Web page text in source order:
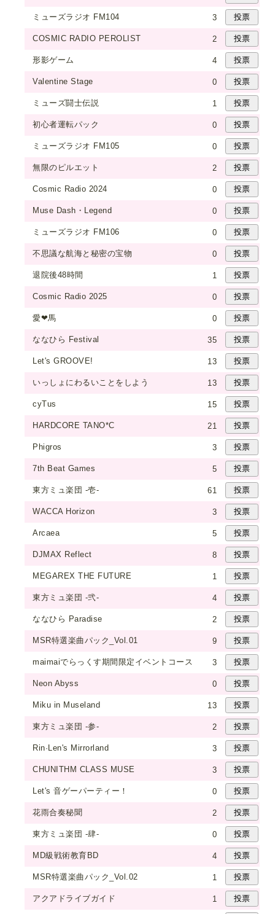
ミューズラジオ FM104 3
COSMIC RADIO PEROLIST 2
形影ゲーム 4
Valentine Stage 0
ミューズ闘士伝説 1
初心者運転パック 0
ミューズラジオ FM105 0
無限のピルエット 2
Cosmic Radio 2024 0
Muse Dash・Legend 0
ミューズラジオ FM106 0
不思議な航海と秘密の宝物 0
退院後48時間 1
Cosmic Radio 2025 0
愛❤馬 0
ななひら Festival 35
Let's GROOVE! 13
いっしょにわるいことをしよう 13
cyTus 15
HARDCORE TANO*C 21
Phigros 3
7th Beat Games 5
東方ミュ楽団 -壱- 61
WACCA Horizon 3
Arcaea 5
DJMAX Reflect 8
MEGAREX THE FUTURE 1
東方ミュ楽団 -弐- 4
ななひら Paradise 2
MSR特選楽曲パック_Vol.01 9
maimaiでらっくす期間限定イベントコース 3
Neon Abyss 0
Miku in Museland 13
東方ミュ楽団 -参- 2
Rin·Len's Mirrorland 3
CHUNITHM CLASS MUSE 3
Let's 音ゲーパーティー！ 0
花雨合奏秘聞 2
東方ミュ楽団 -肆- 0
MD級戦術教育BD 4
MSR特選楽曲パック_Vol.02 1
アクアドライブガイド 1